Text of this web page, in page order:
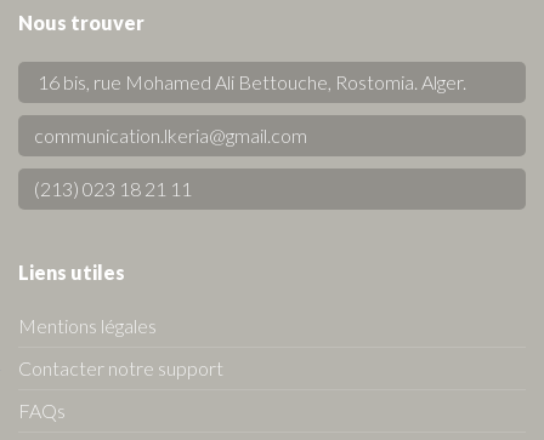
Nous trouver
16 bis, rue Mohamed Ali Bettouche, Rostomia. Alger.
communication.lkeria@gmail.com
(213) 023 18 21 11
Liens utiles
Mentions légales
Contacter notre support
FAQs